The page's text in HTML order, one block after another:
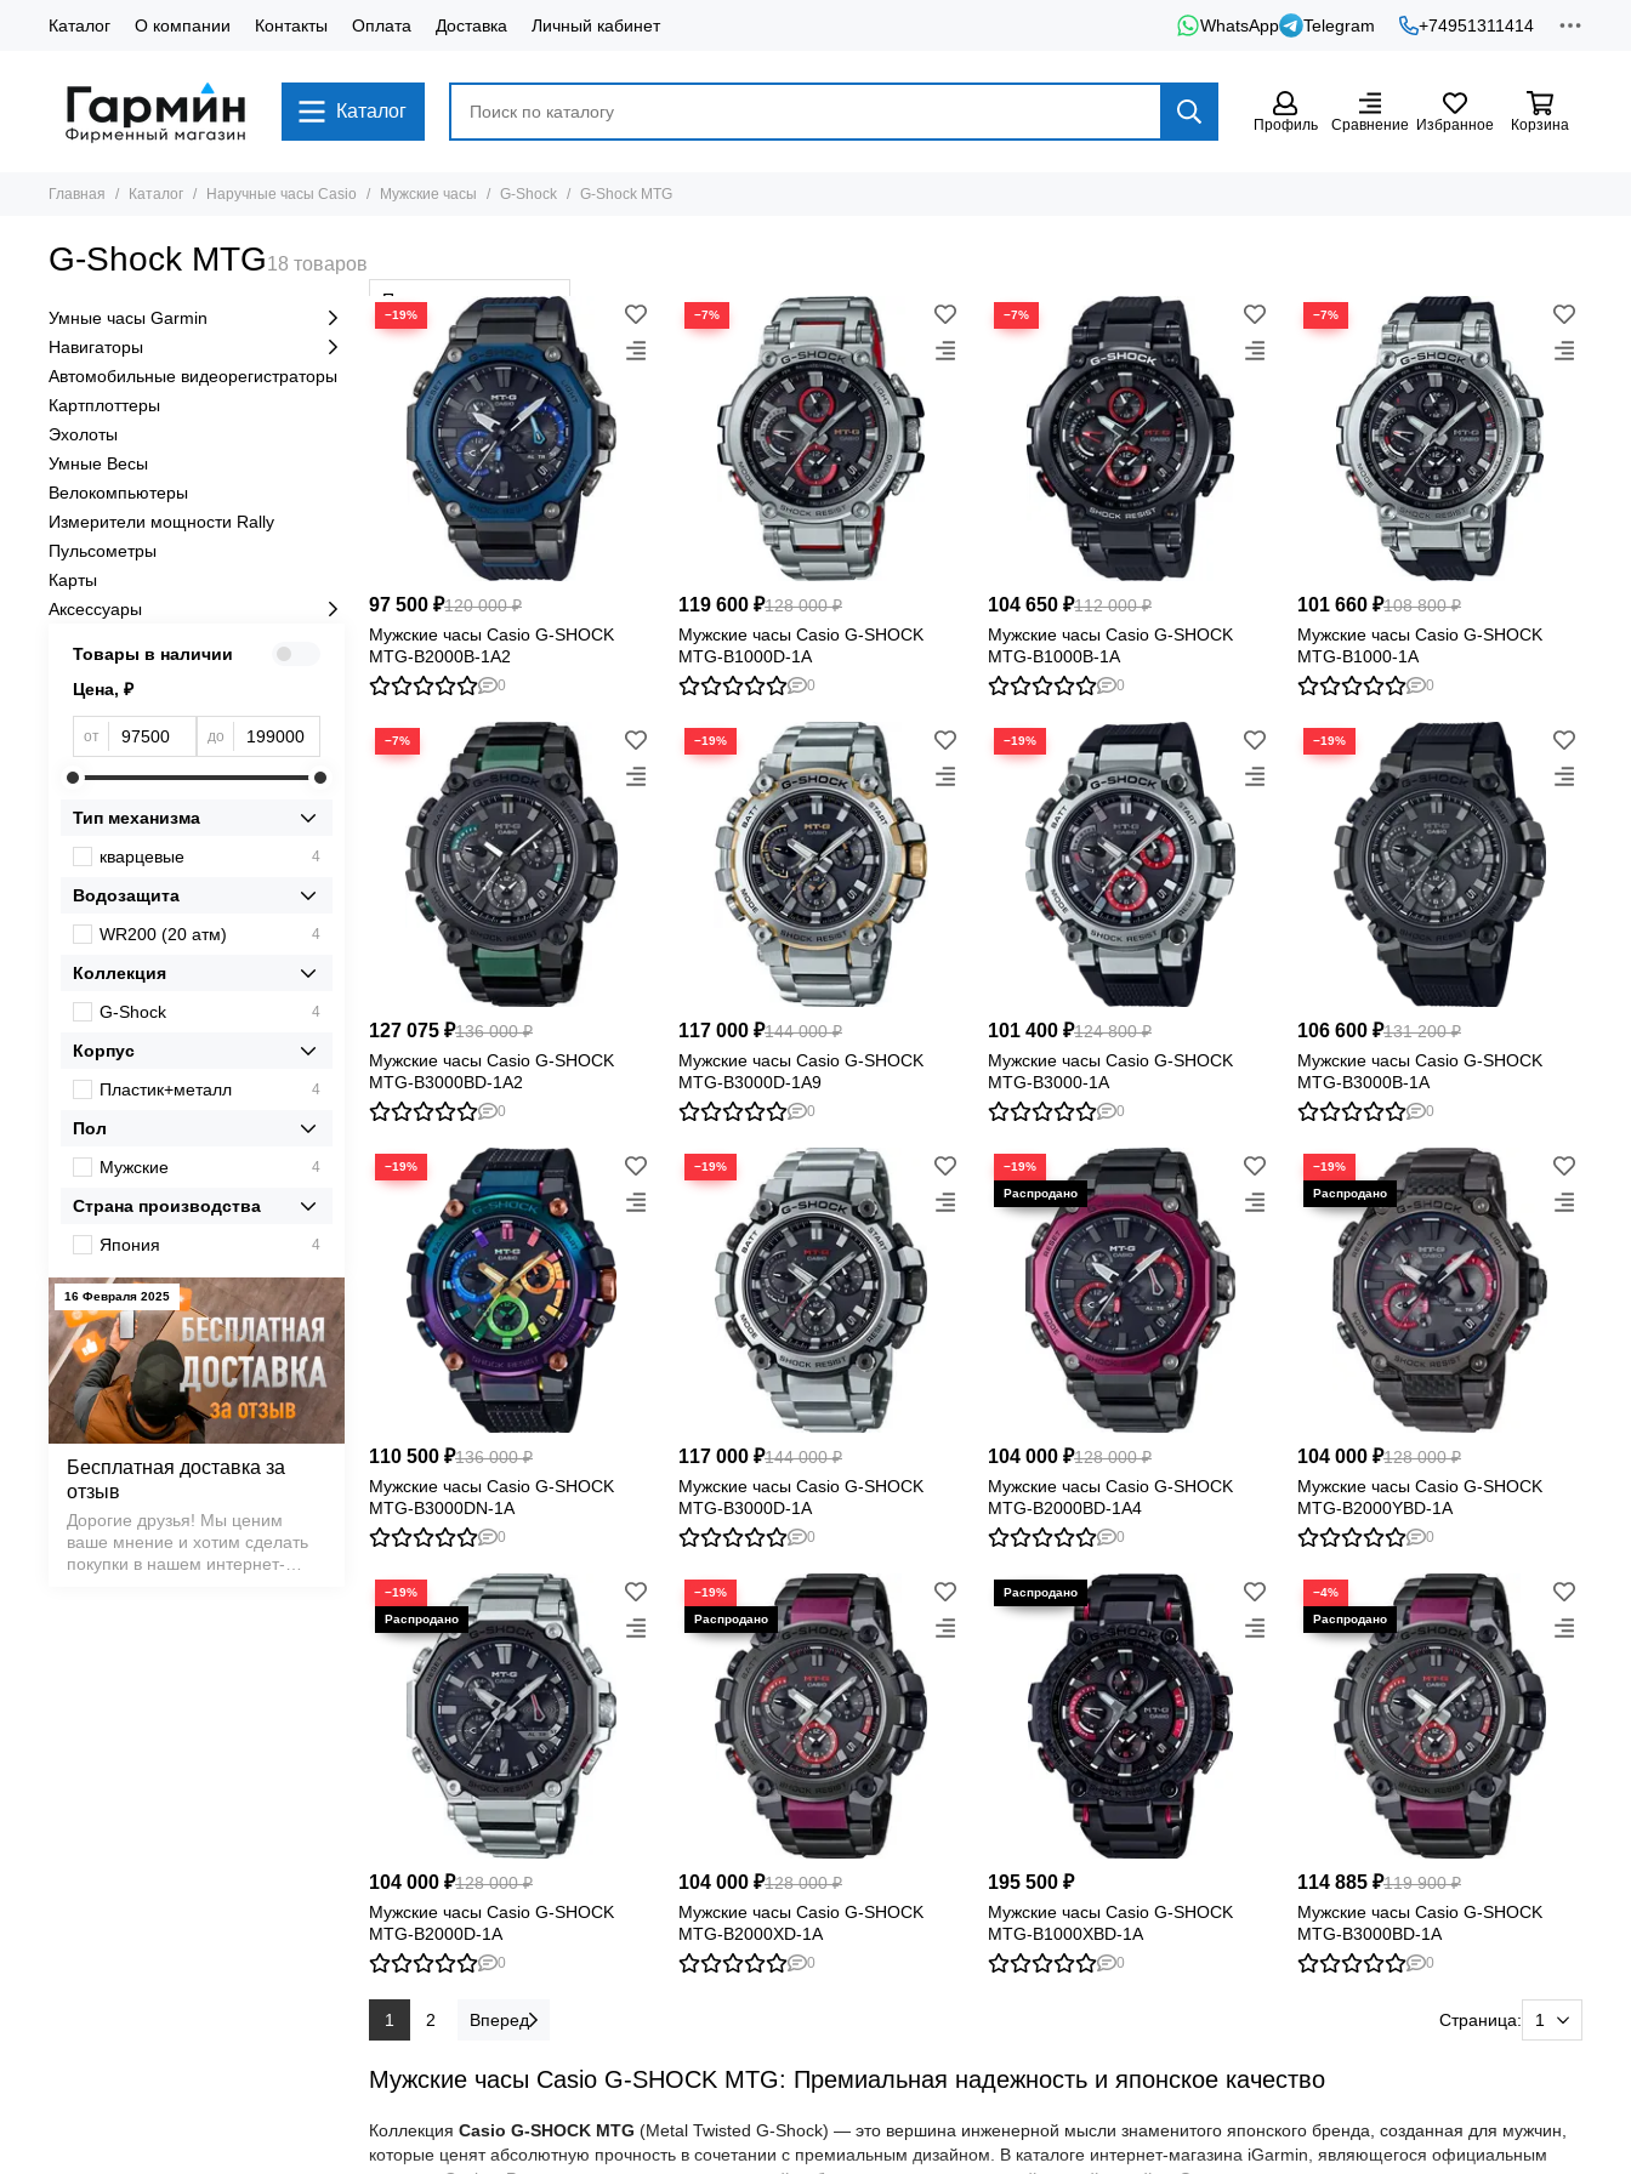
Каталог О компании Контакты Оплата Доставка Личный кабинет WhatsApp Telegram +74951311414
Каталог
Профиль Сравнение Избранное Корзина
Главная Каталог Наручные часы Casio Мужские часы G-Shock G-Shock MTG
G-Shock MTG
−19%
97 500 ₽120 000 ₽
Мужские часы Casio G-SHOCK
MTG-B2000B-1A2
0
−7%
119 600 ₽128 000 ₽
Мужские часы Casio G-SHOCK
MTG-B1000D-1A
0
−7%
104 650 ₽112 000 ₽
Мужские часы Casio G-SHOCK
MTG-B1000B-1A
0
−7%
101 660 ₽108 800 ₽
Мужские часы Casio G-SHOCK
MTG-B1000-1A
0
−7%
127 075 ₽136 000 ₽
Мужские часы Casio G-SHOCK
MTG-B3000BD-1A2
0
−19%
117 000 ₽144 000 ₽
Мужские часы Casio G-SHOCK
MTG-B3000D-1A9
0
−19%
101 400 ₽124 800 ₽
Мужские часы Casio G-SHOCK
MTG-B3000-1A
0
−19%
106 600 ₽131 200 ₽
Мужские часы Casio G-SHOCK
MTG-B3000B-1A
0
−19%
110 500 ₽136 000 ₽
Мужские часы Casio G-SHOCK
MTG-B3000DN-1A
0
−19%
117 000 ₽144 000 ₽
Мужские часы Casio G-SHOCK
MTG-B3000D-1A
0
−19%
104 000 ₽128 000 ₽
Мужские часы Casio G-SHOCK
MTG-B2000BD-1A4
0
−19%
104 000 ₽128 000 ₽
Мужские часы Casio G-SHOCK
MTG-B2000YBD-1A
0
−19%
104 000 ₽128 000 ₽
Мужские часы Casio G-SHOCK
MTG-B2000D-1A
0
−19%
104 000 ₽128 000 ₽
Мужские часы Casio G-SHOCK
MTG-B2000XD-1A
0
195 500 ₽
Мужские часы Casio G-SHOCK
MTG-B1000XBD-1A
0
−4%
114 885 ₽119 900 ₽
Мужские часы Casio G-SHOCK
MTG-B3000BD-1A
0
1 2 Вперед Страница:
Мужские часы Casio G-SHOCK MTG: Премиальная надежность и японское качество
Коллекция Casio G-SHOCK MTG (Metal Twisted G-Shock) — это вершина инженерной мысли знаменитого японского бренда, созданная для мужчин,
которые ценят абсолютную прочность в сочетании с премиальным дизайном. В каталоге интернет-магазина iGarmin, являющегося официальным
Умные часы Garmin
Навигаторы
Автомобильные видеорегистраторы
Картплоттеры
Эхолоты
Умные Весы
Велокомпьютеры
Измерители мощности Rally
Пульсометры
Карты
Аксессуары
Товары в наличии
Цена, ₽
от до
Тип механизма
кварцевые
4
Водозащита
WR200 (20 атм)
4
Коллекция
G-Shock
4
Корпус
Пластик+металл
4
Пол
Мужские
4
Страна производства
Япония
4
16 Февраля 2025
Бесплатная доставка за
отзыв
Дорогие друзья! Мы ценим
ваше мнение и хотим сделать
покупки в нашем интернет-